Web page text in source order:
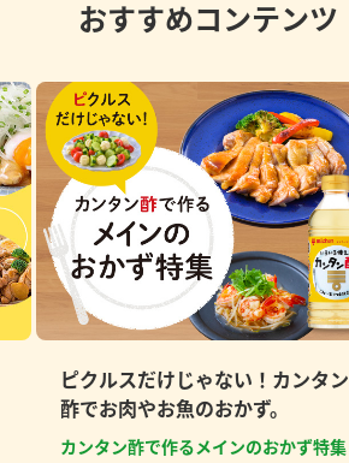
おすすめコンテンツ
ピクルスだけじゃない！カンタン
酢でお肉やお魚のおかず。
カンタン酢で作るメインのおかず特集